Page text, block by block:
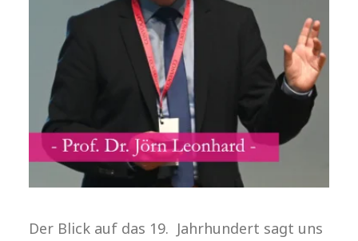
Der Blick auf das 19. Jahrhundert sagt uns